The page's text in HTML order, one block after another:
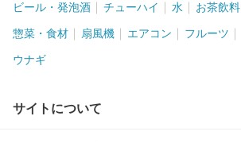
ビール・発泡酒 チューハイ 水 お茶飲料
惣菜・食材 扇風機 エアコン フルーツ
ウナギ
サイトについて